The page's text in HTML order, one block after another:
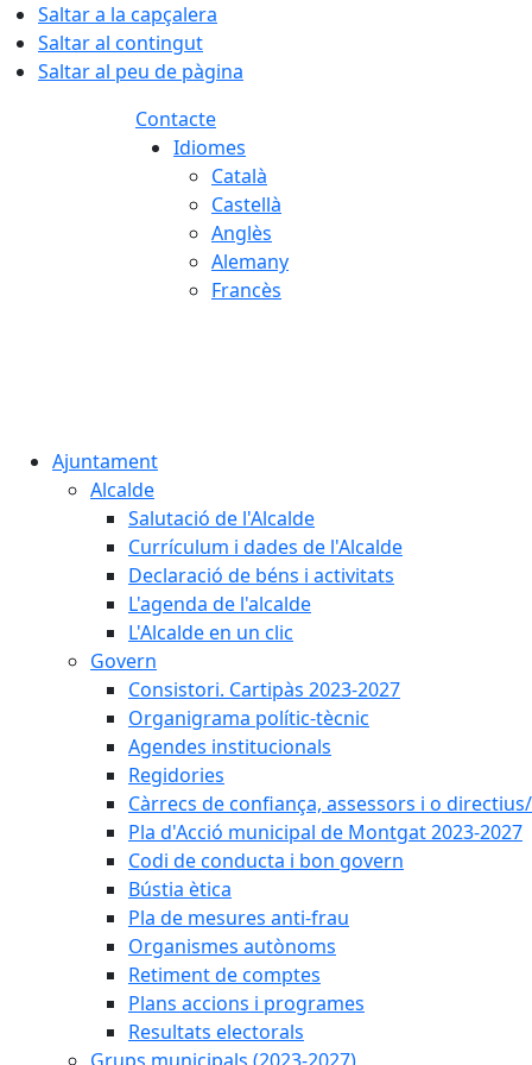
Saltar a la capçalera
Saltar al contingut
Saltar al peu de pàgina
Contacte
Idiomes
Català
Castellà
Anglès
Alemany
Francès
Ajuntament
Alcalde
Salutació de l'Alcalde
Currículum i dades de l'Alcalde
Declaració de béns i activitats
L'agenda de l'alcalde
L'Alcalde en un clic
Govern
Consistori. Cartipàs 2023-2027
Organigrama polític-tècnic
Agendes institucionals
Regidories
Càrrecs de confiança, assessors i o
Pla d'Acció municipal de Montgat 2023-2027
Codi de conducta i bon govern
Bústia ètica
Pla de mesures anti-frau
Organismes autònoms
Retiment de comptes
Plans accions i programes
Resultats electorals